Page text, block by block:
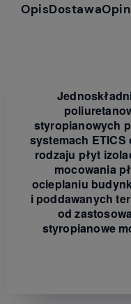
OpisDostawa
styropianowych
systemach
rodzaju płyt
mocowania
ocieplaniu
i poddawanych
od
styropianowe